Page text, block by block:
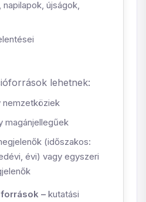
napilapok, újságok,
lehetnek:
nemzetköziek
magánjellegűek
(időszakos:
évi) vagy egyszeri
– kutatási